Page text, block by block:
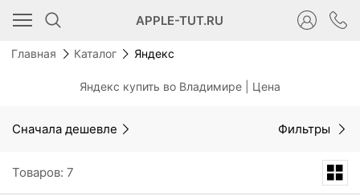
APPLE-TUT.RU
Главная Каталог Яндекс
Яндекс купить во Владимире | Цена
Сначала дешевле Фильтры
Товаров: 7